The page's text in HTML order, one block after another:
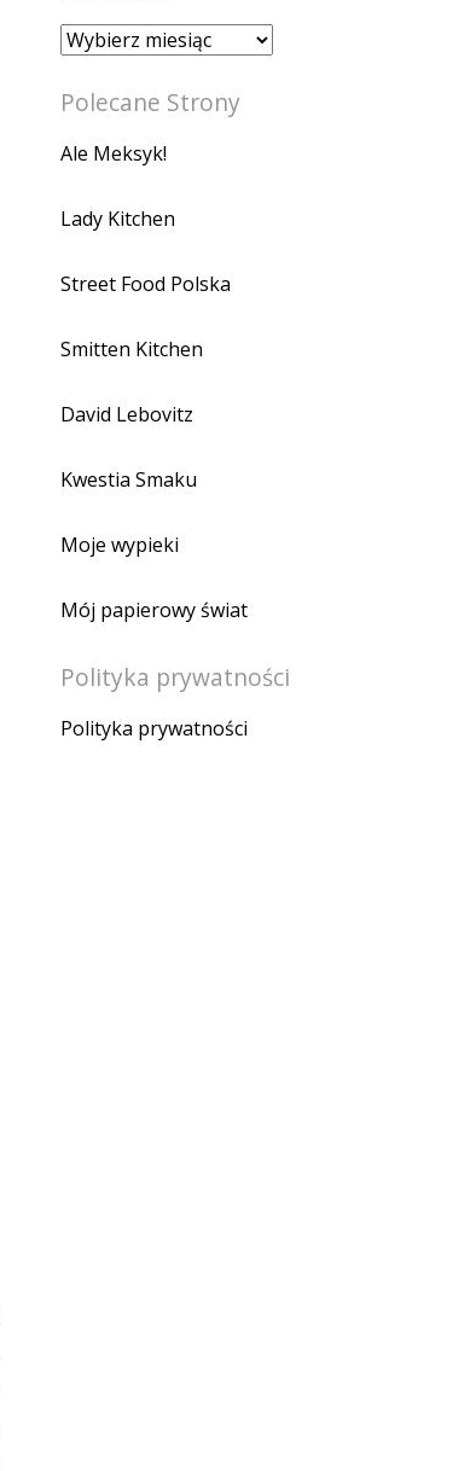
Archiwum
Polecane Strony
Ale Meksyk!
Lady Kitchen
Street Food Polska
Smitten Kitchen
David Lebovitz
Kwestia Smaku
Moje wypieki
Mój papierowy świat
Polityka prywatności
Polityka prywatności